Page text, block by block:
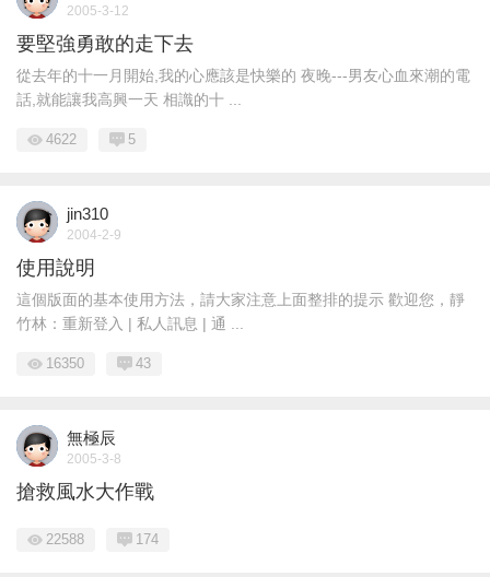
2005-3-12
要堅強勇敢的走下去
從去年的十一月開始,我的心應該是快樂的 夜晚---男友心血來潮的電
話,就能讓我高興一天 相識的十 ...
4622 5
jin310
2004-2-9
使用說明
這個版面的基本使用方法，請大家注意上面整排的提示 歡迎您，靜
竹林：重新登入 | 私人訊息 | 通 ...
16350 43
無極辰
2005-3-8
搶救風水大作戰
22588 174